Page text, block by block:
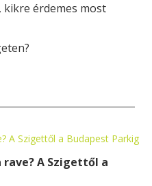
kikre érdemes most
A Szigettől a